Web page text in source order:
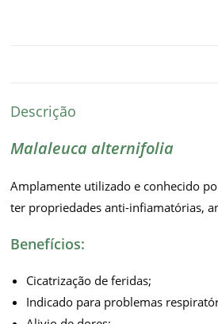
Descrição
Malaleuca alternifolia
Amplamente utilizado e conhecido
ter propriedades anti-infiamatórias,
Benefícios:
Cicatrização de feridas;
Indicado para problemas